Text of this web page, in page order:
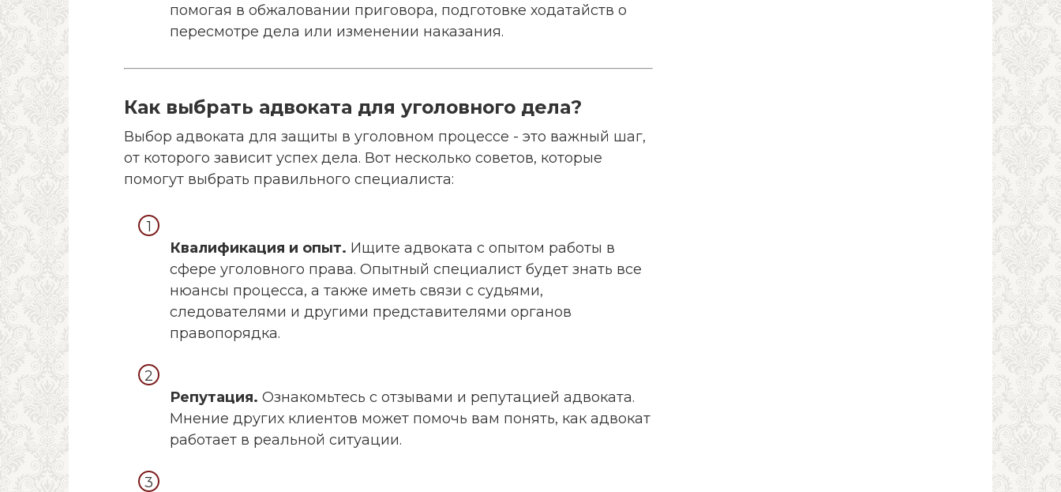
помогая в обжаловании приговора, подготовке ходатайств о
пересмотре дела или изменении наказания.
Как выбрать адвоката для уголовного дела?
Выбор адвоката для защиты в уголовном процессе - это важный шаг,
от которого зависит успех дела. Вот несколько советов, которые
помогут выбрать правильного специалиста:
Квалификация и опыт. Ищите адвоката с опытом работы в
сфере уголовного права. Опытный специалист будет знать все
нюансы процесса, а также иметь связи с судьями,
следователями и другими представителями органов
правопорядка.
Репутация. Ознакомьтесь с отзывами и репутацией адвоката.
Мнение других клиентов может помочь вам понять, как адвокат
работает в реальной ситуации.